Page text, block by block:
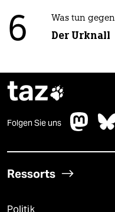
6 Was tun
Der Urknall
taz
Folgen Sie uns
Ressorts
Politik